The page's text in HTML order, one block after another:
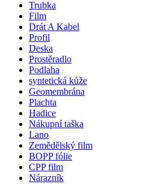
Trubka
Film
Drát A Kabel
Profil
Deska
Prostěradlo
Podlaha
syntetická kůže
Geomembrána
Plachta
Hadice
Nákupní taška
Lano
Zemědělský film
BOPP fólie
CPP film
Nárazník